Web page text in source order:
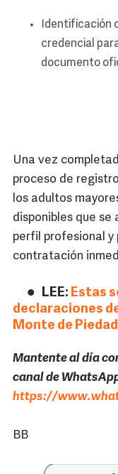
Identificación
credencial
documento
Una vez
proceso de
los adultos
disponibles que se
perfil profesional y
contratación
LEE: Estas
declaraciones
Monte de Piedad
Mantente al día
canal de
https://
BB